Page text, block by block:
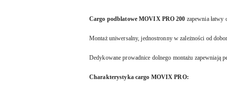
Cargo podblatowe MOVIX PRO 200 zapewnia łatwy
Montaż uniwersalny, jednostronny w zależności od
Dedykowane prowadnice dolnego montażu zapewniają
Charakterystyka cargo MOVIX PRO: